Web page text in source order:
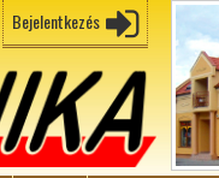
Bejelentkezés